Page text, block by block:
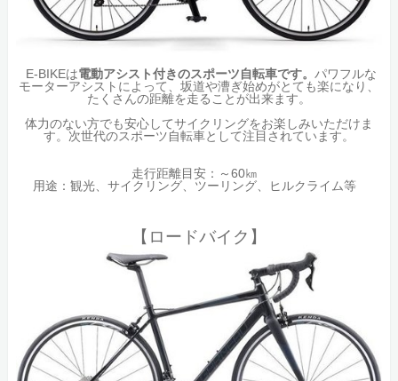
E-BIKEは電動アシスト付きのスポーツ自転車です。 パワフルな
モーターアシストによって、坂道や漕ぎ始めがとても楽になり、
たくさんの距離を走ることが出来ます。
体力のない方でも安心してサイクリングをお楽しみいただけま
す。次世代のスポーツ自転車として注目されています。
走行距離目安：～60㎞
用途：観光、サイクリング、ツーリング、ヒルクライム等
【ロードバイク】